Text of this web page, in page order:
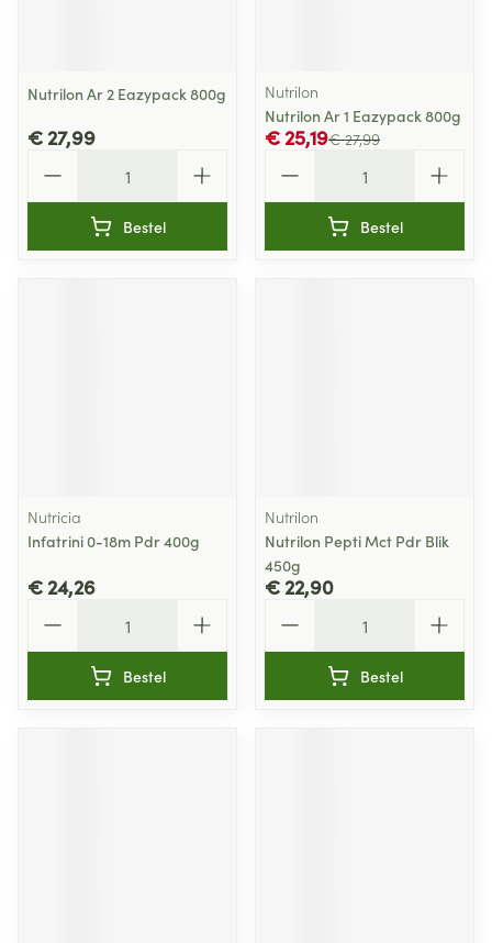
Nutrilon Ar 2 Eazypack 800g
€ 27,99
Bestel
Nutrilon
Nutrilon Ar 1 Eazypack 800g
€ 27,99
€ 25,19
Bestel
Nutricia
Infatrini 0-18m Pdr 400g
€ 24,26
Bestel
Nutrilon
Nutrilon Pepti Mct Pdr Blik
450g
€ 22,90
Bestel